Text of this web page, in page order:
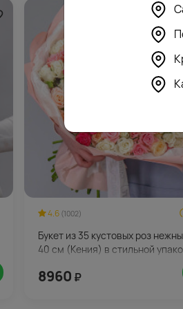
4.6 (1002)
Букет из 35 кустовых роз
40 см (Кения) в стильной
8960 ₽